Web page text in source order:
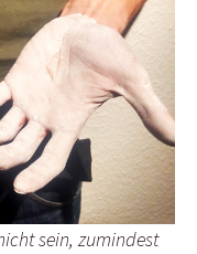
sein, zumindest